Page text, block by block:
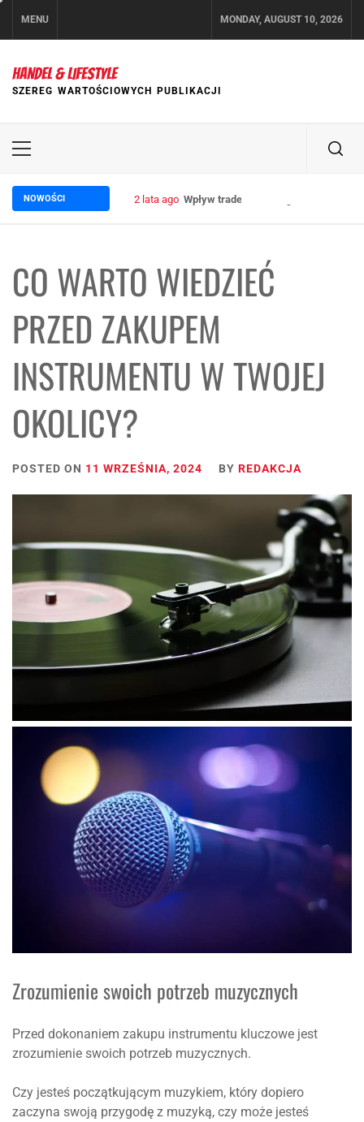
MENU MONDAY, AUGUST 10, 2026
HANDEL & LIFESTYLE
SZEREG WARTOŚCIOWYCH PUBLIKACJI
Primary
NOWOŚCI 2 lata ago Wpływ trade marketingu na wzrost
CO WARTO WIEDZIEĆ
PRZED ZAKUPEM
INSTRUMENTU W TWOJEJ
OKOLICY?
POSTED ON 11 WRZEŚNIA, 2024 BY REDAKCJA
Zrozumienie swoich potrzeb muzycznych
Przed dokonaniem zakupu instrumentu kluczowe jest
zrozumienie swoich potrzeb muzycznych.
Czy jesteś początkującym muzykiem, który dopiero
zaczyna swoją przygodę z muzyką, czy może jesteś